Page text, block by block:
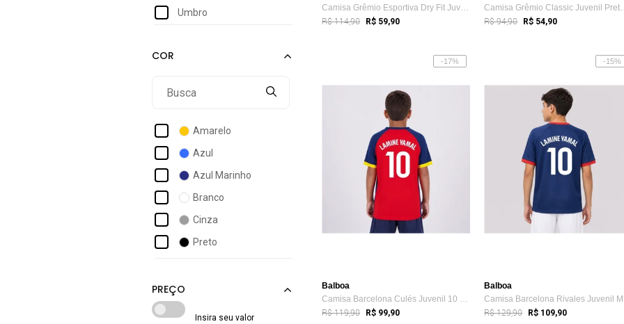
Umbro
Amarelo
Azul
Azul Marinho
Branco
Cinza
Preto
Camisa Grêmio Esportiva Dry Fit Juvenil ...
R$ 114,90 R$ 59,90
Camisa
R$ 94,90 R$ 54,90
-17%
Balboa
Camisa Barcelona Culés Juvenil 10 Lamine...
R$ 119,90 R$ 99,90
-15%
Balboa
R$ 129,90 R$ 109,90